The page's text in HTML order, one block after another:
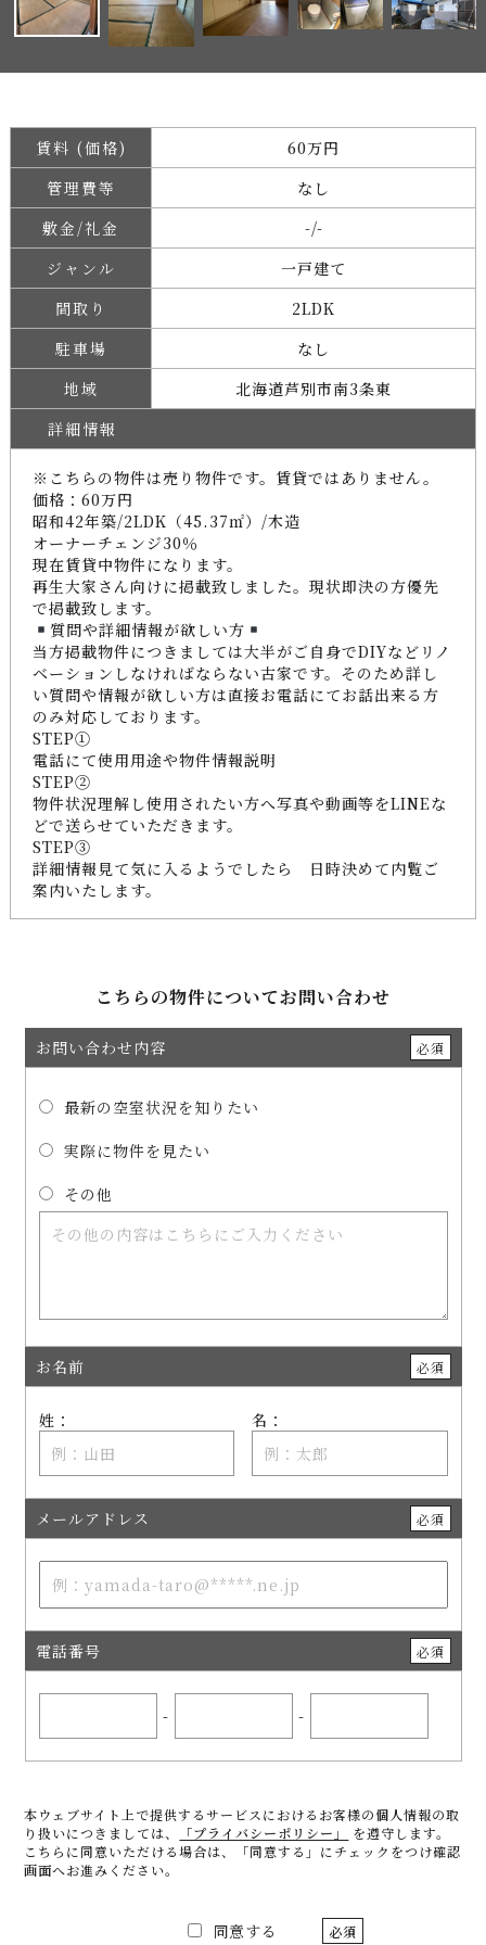
賃料 (価格)
60万円
管理費等
なし
敷金/礼金
-/-
ジャンル
一戸建て
間取り
2LDK
駐車場
なし
地域
北海道芦別市南3条東
詳細情報
※こちらの物件は売り物件です。賃貸ではありません。
価格：60万円
昭和42年築/2LDK（45.37㎡）/木造
オーナーチェンジ30％
現在賃貸中物件になります。
再生大家さん向けに掲載致しました。現状即決の方優先
で掲載致します。
質問や詳細情報が欲しい方
当方掲載物件につきましては大半がご自身でDIYなどリノ
ベーションしなければならない古家です。そのため詳し
い質問や情報が欲しい方は直接お電話にてお話出来る方
のみ対応しております。
STEP①
電話にて使用用途や物件情報説明
STEP②
物件状況理解し使用されたい方へ写真や動画等をLINEな
どで送らせていただきます。
STEP③
詳細情報見て気に入るようでしたら 日時決めて内覧ご
案内いたします。
こちらの物件についてお問い合わせ
お問い合わせ内容 必須
最新の空室状況を知りたい
実際に物件を見たい
その他
お名前 必須
姓： 名：
メールアドレス 必須
電話番号 必須
- -
本ウェブサイト上で提供するサービスにおけるお客様の個人情報の取
り扱いにつきましては、
「プライバシーポリシー」
を遵守します。
こちらに同意いただける場合は、「同意する」にチェックをつけ確認
画面へお進みください。
同意する 必須